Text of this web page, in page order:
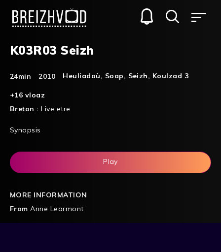
K03R03 Seizh
24min 2010 Heuliadoù, Soap, Seizh, Koulzad 3
+16 vloaz
Breton :Live etre
Synopsis
Play
MORE INFORMATION
From Anne Learmont